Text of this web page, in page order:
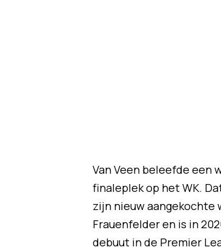
Van Veen beleefde een
finaleplek op het WK.
zijn nieuw aangekochte
Frauenfelder en is in
debuut in de Premier